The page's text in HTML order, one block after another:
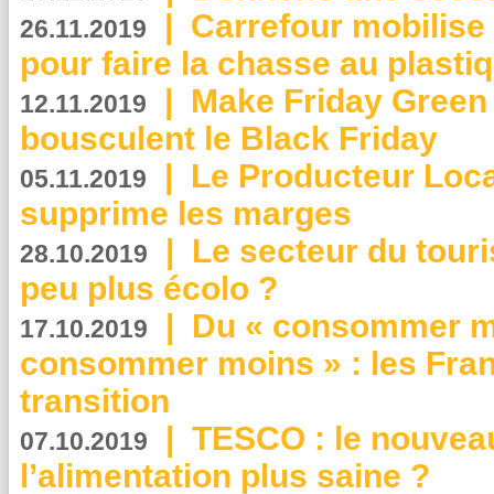
26.11.2019 | Carrefour
pour faire la chasse au
12.11.2019 | Make Friday
bousculent le Black Friday
05.11.2019 | Le Producteur
supprime les marges
28.10.2019 | Le secteur du
peu plus écolo ?
17.10.2019 | Du « consommer
consommer moins » : les
transition
07.10.2019 | TESCO : le
l’alimentation plus saine ?